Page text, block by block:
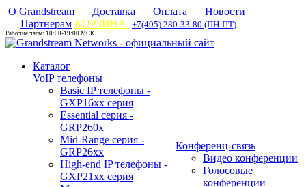
О Grandstream Доставка Оплата
Новости
Партнерам КОРЗИНА +7(495) 280-33-80 (ПН-ПТ)
Рабочие часы: 10:00-19:00 МСК
Каталог
VoIP телефоны
Basic IP телефоны -
GXP16хх серия
Essential серия -
GRP260x
Mid-Range серия -
GRP26xx
High-end IP телефоны -
GXP21хх серия
Конференц-связь
Видео конференции
Голосовые
конференции